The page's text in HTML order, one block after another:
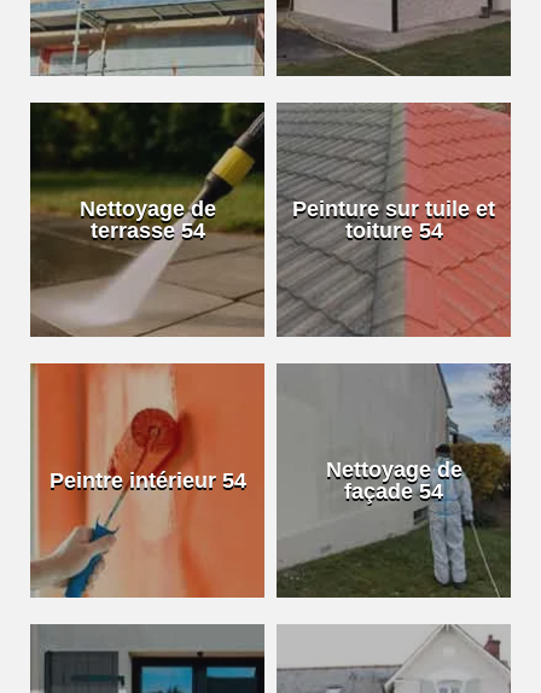
Nettoyage de
terrasse 54
Peinture sur tuile et
toiture 54
Peintre intérieur 54
Nettoyage de
façade 54